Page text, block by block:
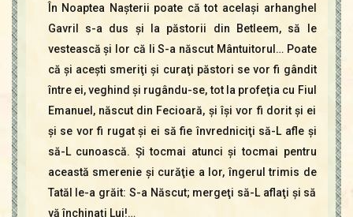
În Noaptea Naşterii poate că tot acelaşi arhanghel
Gavril s-a dus şi la păstorii din Betleem, să le
vestească şi lor că li S-a născut Mântuitorul… Poate
că şi aceşti smeriţi şi curaţi păstori se vor fi gândit
între ei, veghind şi rugându-se, tot la profeţia cu Fiul
Emanuel, născut din Fecioară, şi îşi vor fi dorit şi ei
şi se vor fi rugat şi ei să fie învredniciţi să-L afle şi
să-L cunoască. Şi tocmai atunci şi tocmai pentru
această smerenie şi curăţie a lor, îngerul trimis de
Tatăl le-a grăit: S-a Născut; mergeţi să-L aflaţi şi să
vă închinaţi Lui!…